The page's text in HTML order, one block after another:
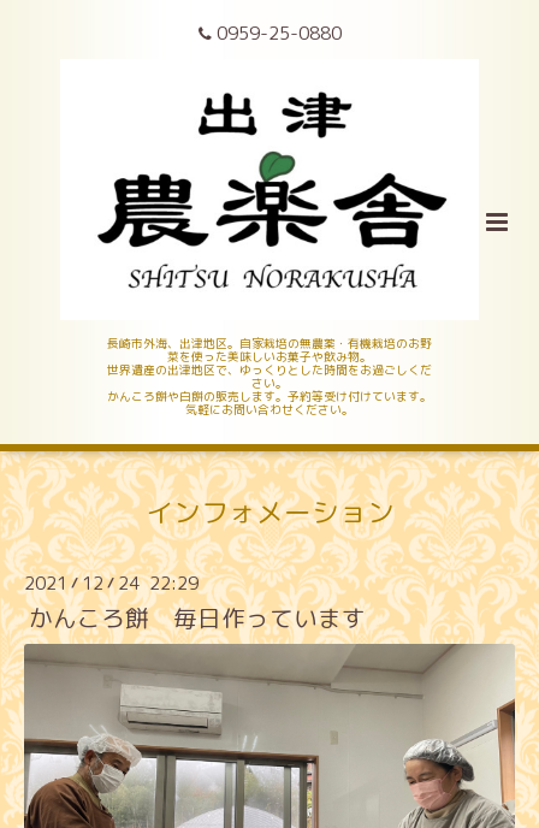
0959-25-0880
長崎市外海、出津地区。自家栽培の無農薬・有機栽培のお野
菜を使った美味しいお菓子や飲み物。
世界遺産の出津地区で、ゆっくりとした時間をお過ごしくだ
さい。
かんころ餅や白餅の販売します。予約等受け付けています。
気軽にお問い合わせください。
インフォメーション
2021/12/24 22:29
かんころ餅 毎日作っています